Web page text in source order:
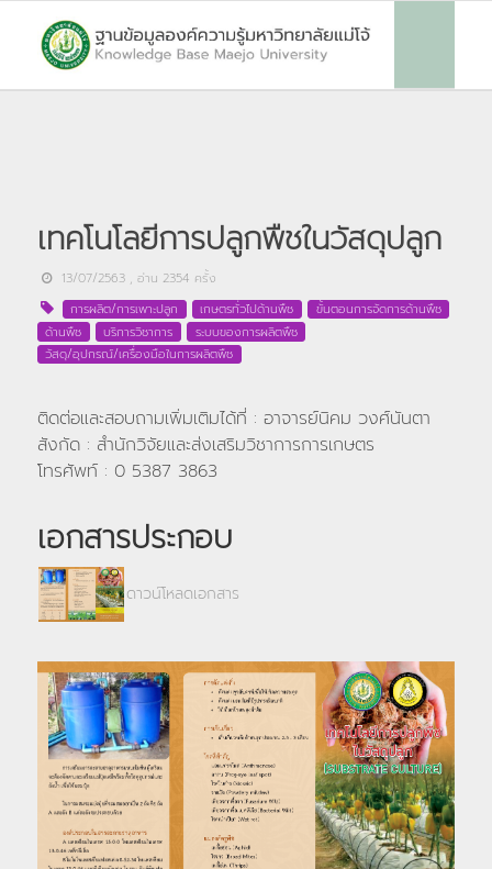
เทคโนโลยีการปลูกพืชในวัสดุปลูก
13/07/2563, อ่าน 2354 ครั้ง
การผลิต/การเพาะปลูก
เกษตรทั่วไปด้านพืช
ขั้นตอนการจัดการด้านพืช
ด้านพืช
บริการวิชาการ
ระบบของการผลิตพืช
วัสดุ/อุปกรณ์/เครื่องมือในการผลิตพืช
ติดต่อและสอบถามเพิ่มเติมได้ที่ : อาจารย์นิคม วงศ์นันตา
สังกัด : สำนักวิจัยและส่งเสริมวิชาการการเกษตร
โทรศัพท์ : 0 5387 3863
เอกสารประกอบ
ดาวน์โหลดเอกสาร